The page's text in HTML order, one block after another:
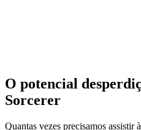
O potencial
Sorcerer
Quantas vezes precisamos assistir